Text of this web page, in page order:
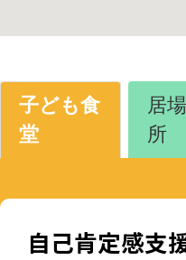
子ども食
堂
居場
所
自己肯定感支